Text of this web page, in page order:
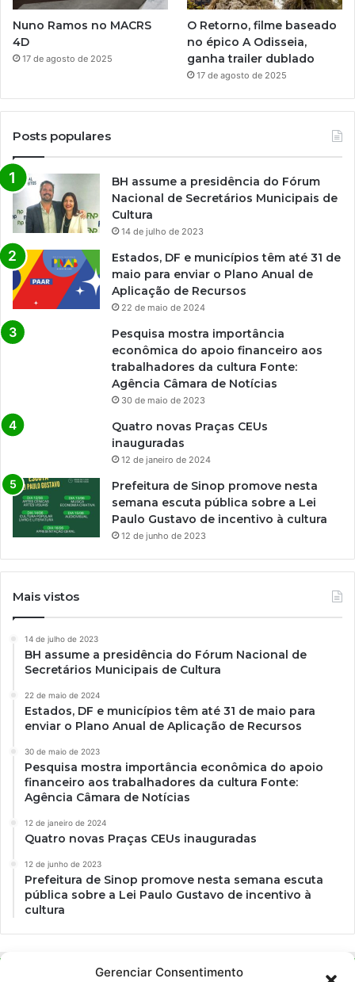
Gerenciar Consentimento
Nuno Ramos no MACRS
4D
17 de agosto de 2025
O Retorno, filme baseado
no épico A Odisseia,
ganha trailer dublado
17 de agosto de 2025
Posts populares
BH assume a presidência do Fórum
Nacional de Secretários Municipais de
Cultura
14 de julho de 2023
Estados, DF e municípios têm até 31 de
maio para enviar o Plano Anual de
Aplicação de Recursos
22 de maio de 2024
Pesquisa mostra importância
econômica do apoio financeiro aos
trabalhadores da cultura Fonte:
Agência Câmara de Notícias
30 de maio de 2023
Quatro novas Praças CEUs
inauguradas
12 de janeiro de 2024
Prefeitura de Sinop promove nesta
semana escuta pública sobre a Lei
Paulo Gustavo de incentivo à cultura
12 de junho de 2023
Mais vistos
14 de julho de 2023
BH assume a presidência do Fórum Nacional de
Secretários Municipais de Cultura
22 de maio de 2024
Estados, DF e municípios têm até 31 de maio para
enviar o Plano Anual de Aplicação de Recursos
30 de maio de 2023
Pesquisa mostra importância econômica do apoio
financeiro aos trabalhadores da cultura Fonte:
Agência Câmara de Notícias
12 de janeiro de 2024
Quatro novas Praças CEUs inauguradas
12 de junho de 2023
Prefeitura de Sinop promove nesta semana escuta
pública sobre a Lei Paulo Gustavo de incentivo à
cultura